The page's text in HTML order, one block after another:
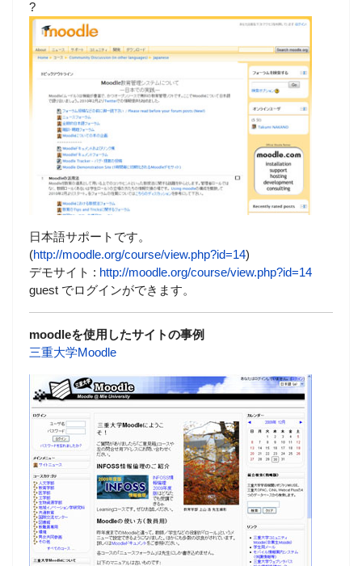
?
日本語サポートです。
(http://moodle.org/course/view.php?id=14)
デモサイト : http://moodle.org/course/view.php?id=14
guest でログインができます。
moodleを使用したサイトの事例
三重大学Moodle